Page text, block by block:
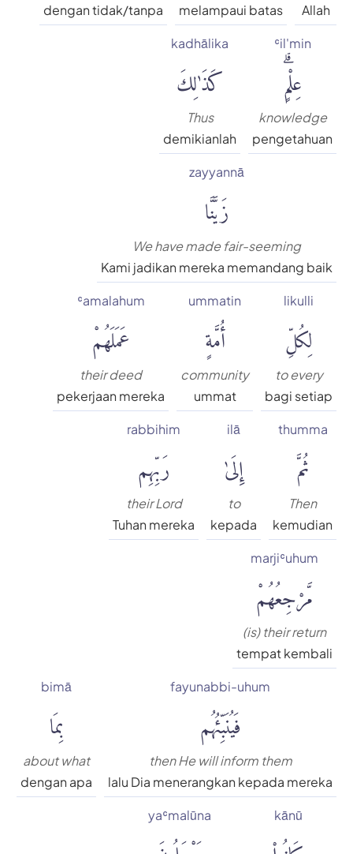
Allah
melampaui batas
dengan tidak/tanpa
ʿil'min
عِلْمٍۗ
knowledge
pengetahuan
kadhālika
كَذَٰلِكَ
Thus
demikianlah
zayyannā
زَيَّنَّا
We have made fair-seeming
Kami jadikan mereka memandang baik
likulli
لِكُلِّ
to every
bagi setiap
ummatin
أُمَّةٍ
community
ummat
ʿamalahum
عَمَلَهُمْ
their deed
pekerjaan mereka
thumma
ثُمَّ
Then
kemudian
ilā
إِلَىٰ
to
kepada
rabbihim
رَبِّهِم
their Lord
Tuhan mereka
marjiʿuhum
مَّرْجِعُهُمْ
(is) their return
tempat kembali
fayunabbi-uhum
فَيُنَبِّئُهُم
then He will inform them
lalu Dia menerangkan kepada mereka
bimā
بِمَا
about what
dengan apa
kānū
yaʿmalūna